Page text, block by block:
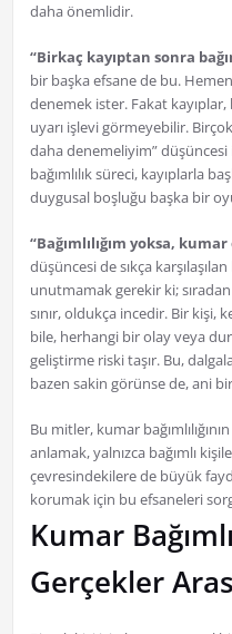
daha önemlidir.
“Birkaç kayıptan sonra
bir başka efsane de bu.
denemek ister. Fakat
uyarı işlevi görmeyebilir.
daha denemeliyim”
bağımlılık süreci, kayıplarla
duygusal boşluğu başka bir
“Bağımlılığım yoksa,
düşüncesi de sıkça
unutmamak gerekir ki;
sınır, oldukça incedir. Bir
bile, herhangi bir olay veya
geliştirme riski taşır. Bu,
bazen sakin görünse de, ani
Bu mitler, kumar
anlamak, yalnızca bağımlı
çevresindekilere de büyük
korumak için bu efsaneleri
Kumar
Gerçekler